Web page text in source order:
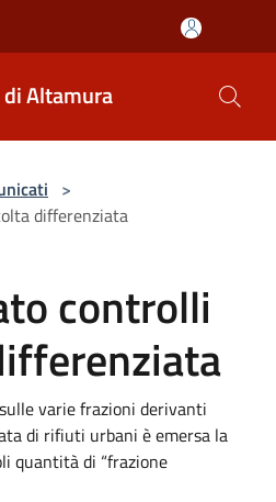
Altamura
>
differenziata
controlli
varie frazioni derivanti
di rifiuti urbani è emersa la
quantità di “frazione